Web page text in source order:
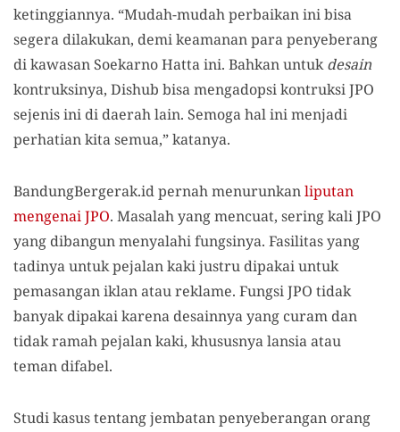
ketinggiannya. “Mudah-mudah perbaikan ini bisa
segera dilakukan, demi keamanan para penyeberang
di kawasan Soekarno Hatta ini. Bahkan untukdesain
kontruksinya, Dishub bisa mengadopsi kontruksi JPO
sejenis ini di daerah lain. Semoga hal ini menjadi
perhatian kita semua,” katanya.
BandungBergerak.id pernah menurunkanliputan
mengenai JPO. Masalah yang mencuat, sering kali JPO
yang dibangun menyalahi fungsinya. Fasilitas yang
tadinya untuk pejalan kaki justru dipakai untuk
pemasangan iklan atau reklame. Fungsi JPO tidak
banyak dipakai karena desainnya yang curam dan
tidak ramah pejalan kaki, khususnya lansia atau
teman difabel.
Studi kasus tentang jembatan penyeberangan orang